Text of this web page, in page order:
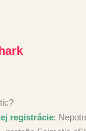
registrácie: